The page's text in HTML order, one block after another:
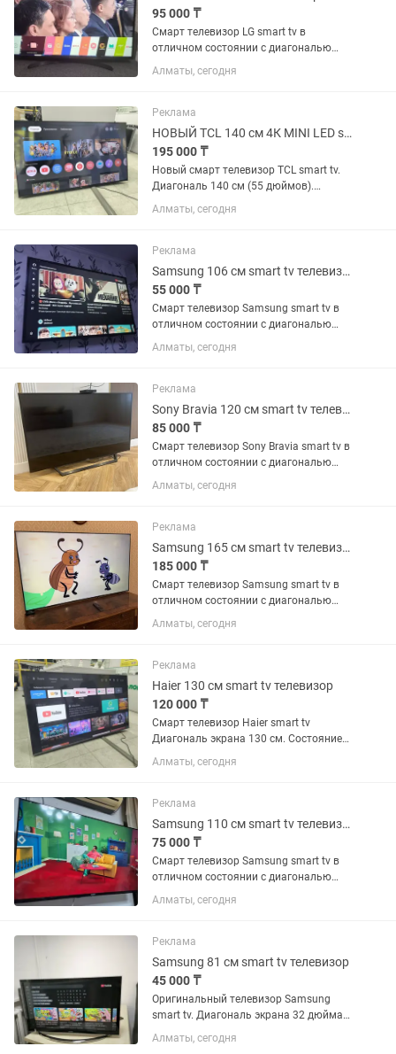
95 000 ₸
Смарт телевизор LG smart tv в
отличном состоянии с диагональю
экрана 125 см (49 дюймов).
Встроенный цифровой тюнер с 25
и много других интересных...
Алматы, сегодня
Реклама
НОВЫЙ TCL 140 см 4К MINI LED smart tv телевизор
195 000 ₸
Новый смарт телевизор TCL smart tv.
Диагональ 140 см (55 дюймов).
Коробка, пульт и ножки в комплекте.
Такой на каспи стоит больше 200 тыс.
Алматы, сегодня
Реклама
Samsung 106 см smart tv телевизор
55 000 ₸
Смарт телевизор Samsung smart tv в
отличном состоянии с диагональю
экрана 106 см Встроенный цифровой
тюнер с 25 бесплатными каналами.
Алматы, сегодня
Реклама
Sony Bravia 120 см smart tv телевизор
85 000 ₸
Смарт телевизор Sony Bravia smart tv в
отличном состоянии с диагональю
экрана 120 см . Встроенный цифровой
тюнер с 25 бесплатными каналами.
Алматы, сегодня
Реклама
Samsung 165 см smart tv телевизор
185 000 ₸
Смарт телевизор Samsung smart tv в
отличном состоянии с диагональю
экрана 165 см (65 дюймов).
Встроенный цифровой тюнер с 25
и много других интересных...
Алматы, сегодня
Реклама
Haier 130 см smart tv телевизор
120 000 ₸
Смарт телевизор Haier smart tv
Диагональ экрана 130 см. Состояние
отличное (как новый). Практически не
пользовались. Пульт и ножки в
Алматы, сегодня
Реклама
Samsung 110 см smart tv телевизор
75 000 ₸
Смарт телевизор Samsung smart tv в
отличном состоянии с диагональю
экрана 110 см (43 дюйма). Встроенный
цифровой тюнер с 25 бесплатными
интересных...
Алматы, сегодня
Реклама
Samsung 81 см smart tv телевизор
45 000 ₸
Оригинальный телевизор Samsung
smart tv. Диагональ экрана 32 дюйма
(81 см). Телевизор в отличном
состоянии. Работает без проблем.
Алматы, сегодня